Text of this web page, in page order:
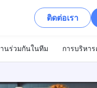
ติดต่อเรา
นร่วมกันในทีม การบริหา